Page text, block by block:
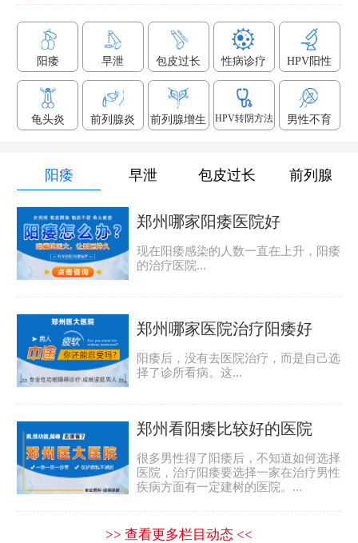
阳痿 早泄 包皮过长 性病诊疗 HPV阳性
龟头炎 前列腺炎 前列腺增生 HPV转阴方法 男性不育
阳痿 早泄 包皮过长 前列腺
郑州哪家阳痿医院好
现在阳痿感染的人数一直在上升，阳痿
的治疗医院...
郑州哪家医院治疗阳痿好
阳痿后，没有去医院治疗，而是自己选
择了诊所看病。这...
郑州看阳痿比较好的医院
很多男性得了阳痿后，不知道如何选择
医院，治疗阳痿要选择一家在治疗男性
疾病方面有一定建树的医院。...
>> 查看更多栏目动态 <<